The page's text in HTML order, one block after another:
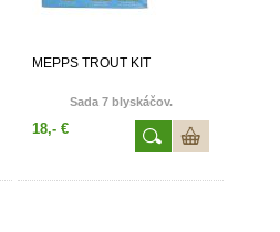
MEPPS TROUT KIT
Sada 7 blyskáčov.
18,- €